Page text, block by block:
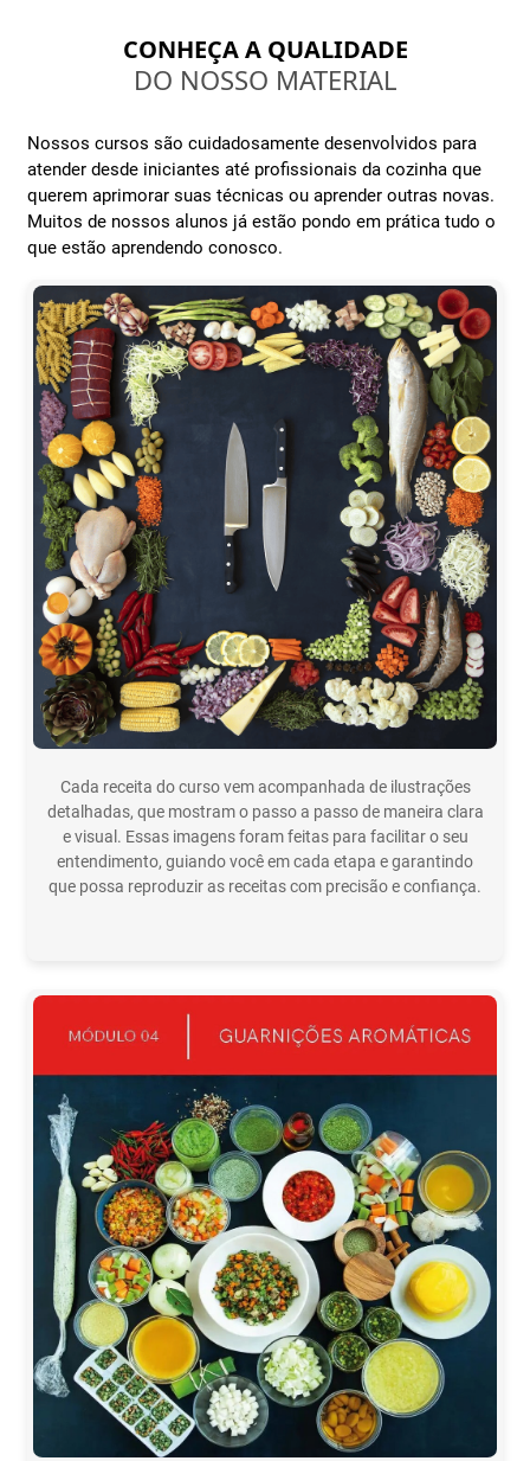
CONHEÇA A QUALIDADE
DO NOSSO MATERIAL
Nossos cursos são cuidadosamente desenvolvidos para
atender desde iniciantes até profissionais da cozinha que
querem aprimorar suas técnicas ou aprender outras novas.
Muitos de nossos alunos já estão pondo em prática tudo o
que estão aprendendo conosco.
Cada receita do curso vem acompanhada de ilustrações
detalhadas, que mostram o passo a passo de maneira clara
e visual. Essas imagens foram feitas para facilitar o seu
entendimento, guiando você em cada etapa e garantindo
que possa reproduzir as receitas com precisão e confiança.